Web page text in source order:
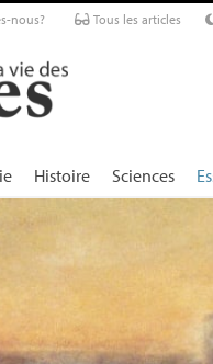
nous? Tous les articles
Histoire Sciences